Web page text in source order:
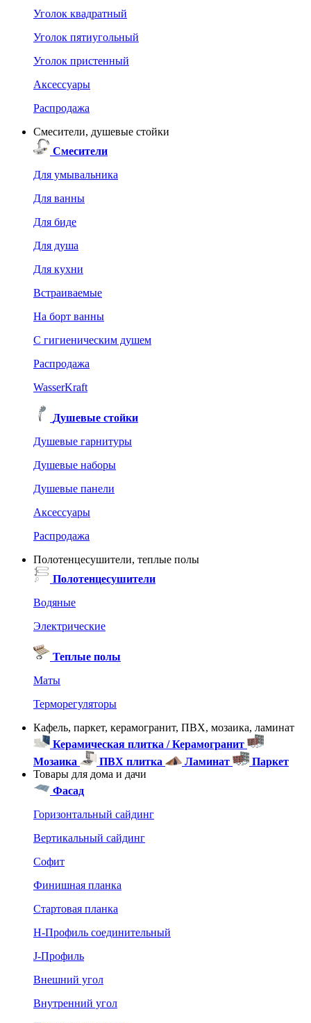
Уголок квадратный
Уголок пятиугольный
Уголок пристенный
Аксессуары
Распродажа
Смесители, душевые стойки
Смесители
Для умывальника
Для ванны
Для биде
Для душа
Для кухни
Встраиваемые
На борт ванны
C гигиеническим душем
Распродажа
WasserKraft
Душевые стойки
Душевые гарнитуры
Душевые наборы
Душевые панели
Аксессуары
Распродажа
Полотенцесушители, теплые полы
Полотенцесушители
Водяные
Электрические
Теплые полы
Маты
Терморегуляторы
Кафель, паркет, керамогранит, ПВХ, мозаика, ламинат
Керамическая плитка / Керамогранит
Мозаика
ПВХ плитка Ламинат
Паркет
Товары для дома и дачи
Фасад
Горизонтальный сайдинг
Вертикальный сайдинг
Софит
Финишная планка
Стартовая планка
Н-Профиль соединительный
J-Профиль
Внешний угол
Внутренний угол